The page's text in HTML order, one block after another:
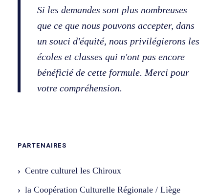
Si les demandes sont plus nombreuses
que ce que nous pouvons accepter, dans
un souci d'équité, nous privilégierons les
écoles et classes qui n'ont pas encore
bénéficié de cette formule. Merci pour
votre compréhension.
PARTENAIRES
Centre culturel les Chiroux
la Coopération Culturelle Régionale / Liège